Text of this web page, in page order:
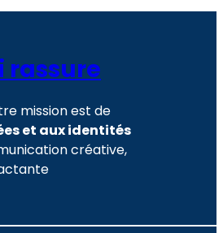
rassure
mission est de
et aux identités
créative,